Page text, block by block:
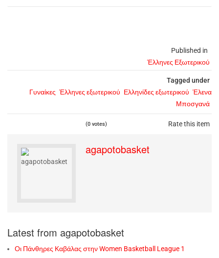
Published in
Έλληνες Εξωτερικού
Tagged under
Γυναίκες Έλληνες εξωτερικού Ελληνίδες εξωτερικού Έλενα
Μποσγανά
Rate this item
(0 votes)
agapotobasket
Latest from agapotobasket
Οι Πάνθηρες Καβάλας στην Women Basketball League 1